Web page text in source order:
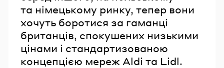
та німецькому ринку, тепер вони
хочуть боротися за гаманці
британців, спокушених низькими
цінами і стандартизованою
концепцією мереж Aldi та Lidl.